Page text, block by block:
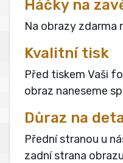
Háčky na
Na obrazy zdarma
Kvalitní tisk
Před tiskem Vaši
obraz naneseme
Důraz na
Přední stranou u
zadní strana